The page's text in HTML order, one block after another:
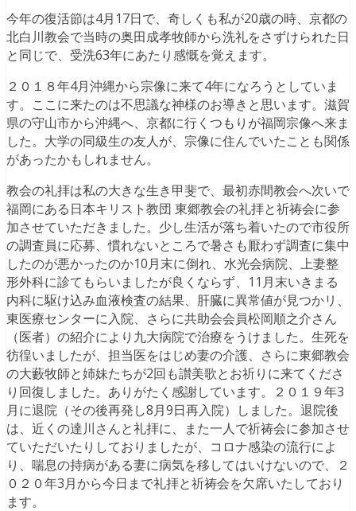
今年の復活節は4月17日で、奇しくも私が20歳の時、京都の
北白川教会で当時の奥田成孝牧師から洗礼をさずけられた日
と同じで、受洗63年にあたり感慨を覚えます。
２０１８年4月沖縄から宗像に来て4年になろうとしていま
す。ここに来たのは不思議な神様のお導きと思います。滋賀
県の守山市から沖縄へ、京都に行くつもりが福岡宗像へ来ま
した。大学の同級生の友人が、宗像に住んでいたことも関係
があったかもしれません。
教会の礼拝は私の大きな生き甲斐で、最初赤間教会へ次いで
福岡にある日本キリスト教団 東郷教会の礼拝と祈祷会に参
加させていただきました。少し生活が落ち着いたので市役所
の調査員に応募、慣れないところで暑さも厭わず調査に集中
したのが悪かったのか10月末に倒れ、水光会病院、上妻整
形外科に診てもらいましたが良くならず、11月末いきまる
内科に駆け込み血液検査の結果、肝臓に異常値が見つかリ、
東医療センターに入院、さらに共助会会員松岡順之介さん
（医者）の紹介により九大病院で治療をうけました。生死を
彷徨いましたが、担当医をはじめ妻の介護、さらに東郷教会
の大藪牧師と姉妹たちが2回も讃美歌とお祈りに来てくださ
り回復しました。ありがたく感謝しています。２０１９年3
月に退院（その後再発し8月9日再入院）しました。退院後
は、近くの達川さんと礼拝に、また一人で祈祷会に参加させ
ていただいたりしておりましたが、コロナ感染の流行によ
り、喘息の持病がある妻に病気を移してはいけないので、２
０２０年3月から今日まで礼拝と祈祷会を欠席いたしており
ます。